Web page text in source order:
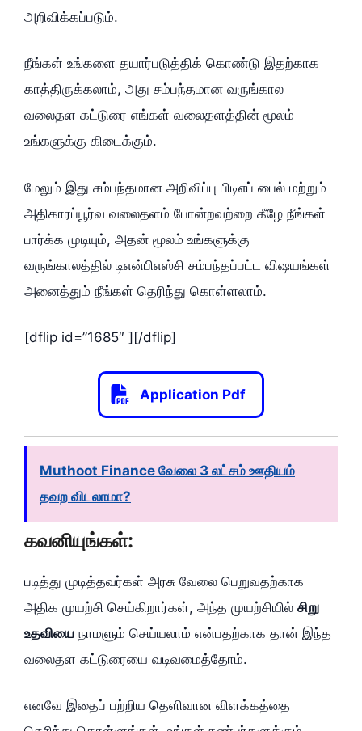
அறிவிக்கப்படும்.
நீங்கள் உங்களை தயார்படுத்திக் கொண்டு இதற்காக
காத்திருக்கலாம், அது சம்பந்தமான வருங்கால
வலைதள கட்டுரை எங்கள் வலைதளத்தின் மூலம்
உங்களுக்கு கிடைக்கும்.
மேலும் இது சம்பந்தமான அறிவிப்பு பிடிஎப் பைல் மற்றும்
அதிகாரப்பூர்வ வலைதளம் போன்றவற்றை கீழே நீங்கள்
பார்க்க முடியும், அதன் மூலம் உங்களுக்கு
வருங்காலத்தில் டிஎன்பிஎஸ்சி சம்பந்தப்பட்ட விஷயங்கள்
அனைத்தும் நீங்கள் தெரிந்து கொள்ளலாம்.
[dflip id=”1685″ ][/dflip]
Application Pdf
Muthoot Finance வேலை 3 லட்சம் ஊதியம்
தவற விடலாமா?
கவனியுங்கள்:
படித்து முடித்தவர்கள் அரசு வேலை பெறுவதற்காக
அதிக முயற்சி செய்கிறார்கள், அந்த முயற்சியில் சிறு
உதவியை நாமளும் செய்யலாம் என்பதற்காக தான் இந்த
வலைதள கட்டுரையை வடிவமைத்தோம்.
எனவே இதைப் பற்றிய தெளிவான விளக்கத்தை